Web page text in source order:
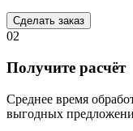
Сделать заказ
02
Получите расчёт
Среднее время
выгодных